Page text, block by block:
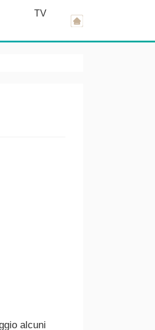
TV
alcuni